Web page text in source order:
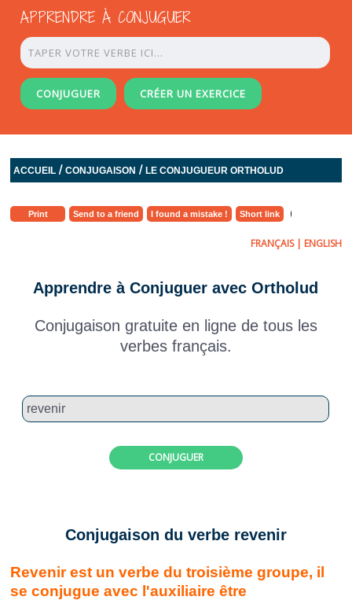
APPRENDRE À CONJUGUER
CONJUGUER CRÉER UN EXERCICE
ACCUEIL /CONJUGAISON /LE CONJUGUEUR ORTHOLUD
Print Send to a friend I found a mistake ! Short link
FRANÇAIS| ENGLISH
Apprendre à Conjuguer avec Ortholud
Conjugaison gratuite en ligne de tous les
verbes français.
CONJUGUER
Conjugaison du verbe revenir
Revenir est un verbe du troisième groupe, il
se conjugue avec l'auxiliaire être